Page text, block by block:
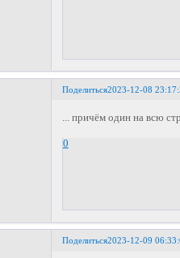
Поделиться2023-12-08
... причём один на всю
0
Поделиться2023-12-09